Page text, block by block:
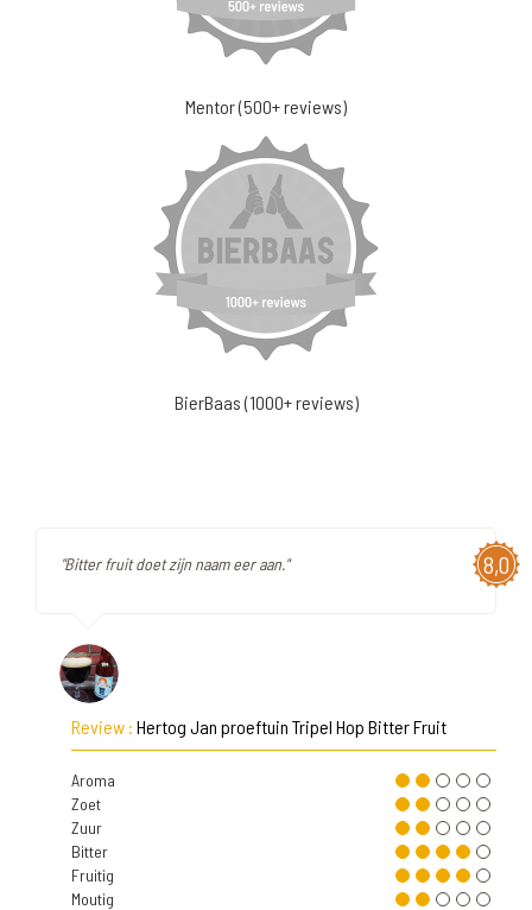
Mentor (500+ reviews)
BierBaas (1000+ reviews)
8,0
"Bitter fruit doet zijn naam eer aan."
Review : Hertog Jan proeftuin Tripel Hop Bitter Fruit
Aroma
Zoet
Zuur
Bitter
Fruitig
Moutig